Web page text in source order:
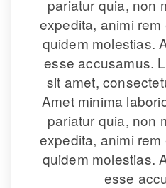
pariatur quia, non
expedita, animi
quidem molestias.
esse accusamus.
it amet,
Amet minima
pariatur quia, non
expedita, animi
quidem molestias.
esse